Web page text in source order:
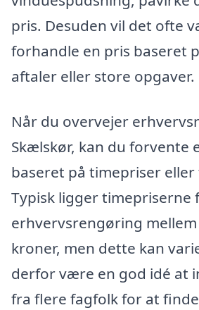
pris. Desuden vil det ofte
forhandle en pris baseret
aftaler eller store opgaver.
Når du overvejer
Skælskør, kan du forvente
baseret på timepriser eller
Typisk ligger timepriserne
erhvervsrengøring mellem
kroner, men dette kan
derfor være en god idé at
fra flere fagfolk for at